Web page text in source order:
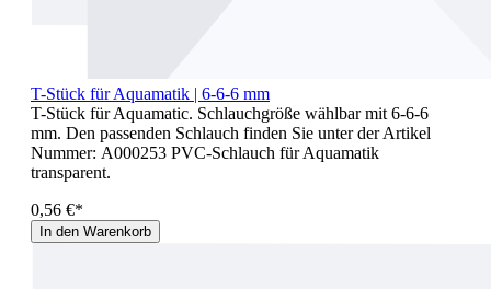
T-Stück für Aquamatik | 6-6-6 mm
T-Stück für Aquamatic. Schlauchgröße wählbar mit 6-6-6
mm. Den passenden Schlauch finden Sie unter der Artikel
Nummer: A000253 PVC-Schlauch für Aquamatik
transparent.
0,56 €*
In den Warenkorb